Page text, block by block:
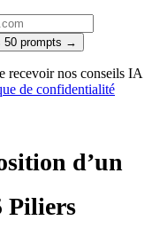
50 prompts →
recevoir nos conseils IA
de confidentialité
d’un
Piliers